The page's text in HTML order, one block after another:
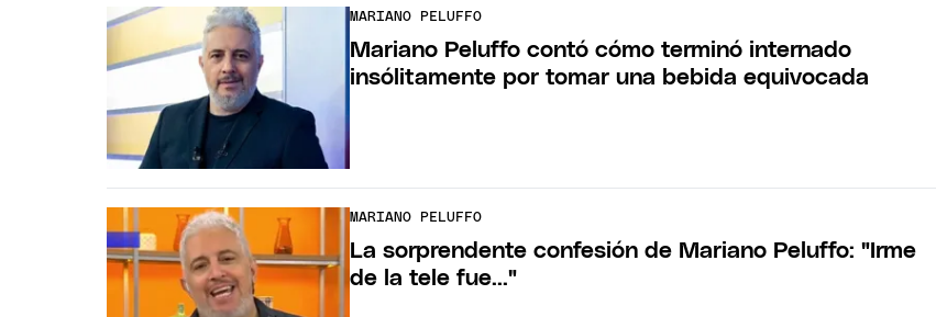
MARIANO PELUFFO
Mariano Peluffo contó cómo terminó internado
insólitamente por tomar una bebida equivocada
MARIANO PELUFFO
La sorprendente confesión de Mariano Peluffo: "Irme
de la tele fue..."